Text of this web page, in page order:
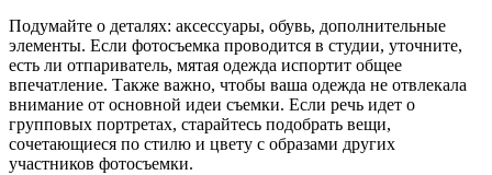
Подумайте о деталях: аксессуары, обувь, дополнительные
элементы. Если фотосъемка проводится в студии, уточните,
есть ли отпариватель, мятая одежда испортит общее
впечатление. Также важно, чтобы ваша одежда не отвлекала
внимание от основной идеи съемки. Если речь идет о
групповых портретах, старайтесь подобрать вещи,
сочетающиеся по стилю и цвету с образами других
участников фотосъемки.